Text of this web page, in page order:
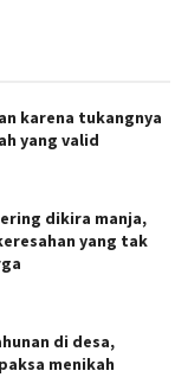
karena tukangnya
yang valid
dikira manja,
yang tak
di desa,
menikah